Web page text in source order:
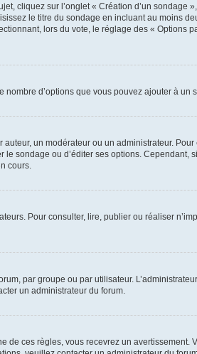
cliquez sur l’onglet « Création d’un
le titre du sondage en incluant au moins
lors du vote, le réglage des «
d’options que vous pouvez ajouter à
un modérateur ou un administrateur.
sondage ou d’éditer ses options.
cours.
Pour consulter, lire, publier ou réaliser
par groupe ou par utilisateur.
un administrateur du forum.
ces règles, vous recevrez un avertissement.